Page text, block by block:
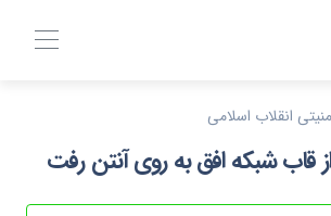
انقلاب اسلامی
قاب شبکه افق به روی آنتن رفت